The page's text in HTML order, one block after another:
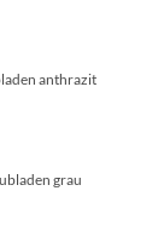
anthrazit
grau